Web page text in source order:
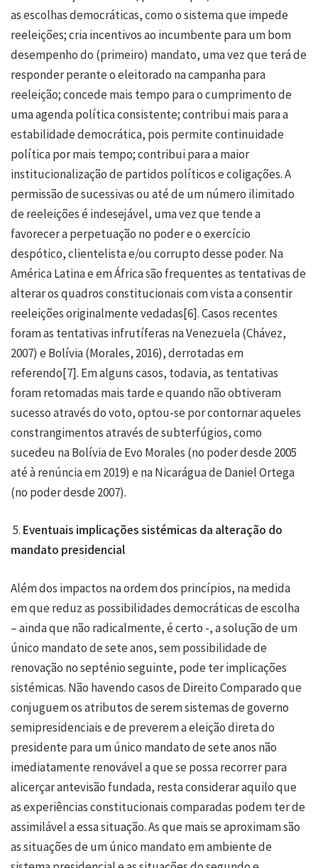
as escolhas democráticas, como o sistema que impede
reeleições; cria incentivos ao incumbente para um bom
desempenho do (primeiro) mandato, uma vez que terá de
responder perante o eleitorado na campanha para
reeleição; concede mais tempo para o cumprimento de
uma agenda política consistente; contribui mais para a
estabilidade democrática, pois permite continuidade
política por mais tempo; contribui para a maior
institucionalização de partidos políticos e coligações. A
permissão de sucessivas ou até de um número ilimitado
de reeleições é indesejável, uma vez que tende a
favorecer a perpetuação no poder e o exercício
despótico, clientelista e/ou corrupto desse poder. Na
América Latina e em África são frequentes as tentativas de
alterar os quadros constitucionais com vista a consentir
reeleições originalmente vedadas[6]. Casos recentes
foram as tentativas infrutíferas na Venezuela (Chávez,
2007) e Bolívia (Morales, 2016), derrotadas em
referendo[7]. Em alguns casos, todavia, as tentativas
foram retomadas mais tarde e quando não obtiveram
sucesso através do voto, optou-se por contornar aqueles
constrangimentos através de subterfúgios, como
sucedeu na Bolívia de Evo Morales (no poder desde 2005
até à renúncia em 2019) e na Nicarágua de Daniel Ortega
(no poder desde 2007).
5. Eventuais implicações sistémicas da alteração do
mandato presidencial
Além dos impactos na ordem dos princípios, na medida
em que reduz as possibilidades democráticas de escolha
– ainda que não radicalmente, é certo -, a solução de um
único mandato de sete anos, sem possibilidade de
renovação no septénio seguinte, pode ter implicações
sistémicas. Não havendo casos de Direito Comparado que
conjuguem os atributos de serem sistemas de governo
semipresidenciais e de preverem a eleição direta do
presidente para um único mandato de sete anos não
imediatamente renovável a que se possa recorrer para
alicerçar antevisão fundada, resta considerar aquilo que
as experiências constitucionais comparadas podem ter de
assimilável a essa situação. As que mais se aproximam são
as situações de um único mandato em ambiente de